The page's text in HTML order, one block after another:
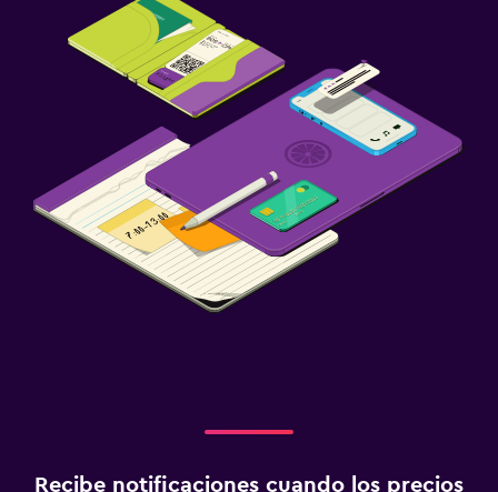
Limpieza diaria
Cámaras CCTV en zonas comunes
Cámaras CCTV en el exterior
Seguridad las 24 horas
Estacionamiento y transporte
Estacionamiento
Estacionamiento privado
Recibe notificaciones cuando los precios